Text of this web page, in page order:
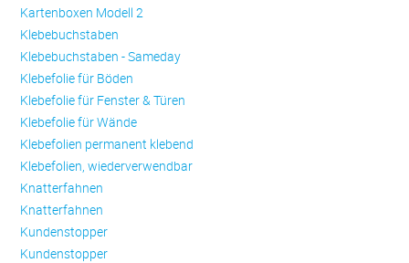
Kartenboxen Modell 2
Klebebuchstaben
Klebebuchstaben - Sameday
Klebefolie für Böden
Klebefolie für Fenster & Türen
Klebefolie für Wände
Klebefolien permanent klebend
Klebefolien, wiederverwendbar
Knatterfahnen
Knatterfahnen
Kundenstopper
Kundenstopper